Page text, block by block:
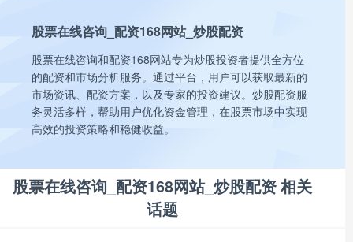
股票在线咨询_配资168网站_炒股配资
股票在线咨询和配资168网站专为炒股投资者提供全方位
的配资和市场分析服务。通过平台，用户可以获取最新的
市场资讯、配资方案，以及专家的投资建议。炒股配资服
务灵活多样，帮助用户优化资金管理，在股票市场中实现
高效的投资策略和稳健收益。
股票在线咨询_配资168网站_炒股配资 相关
话题